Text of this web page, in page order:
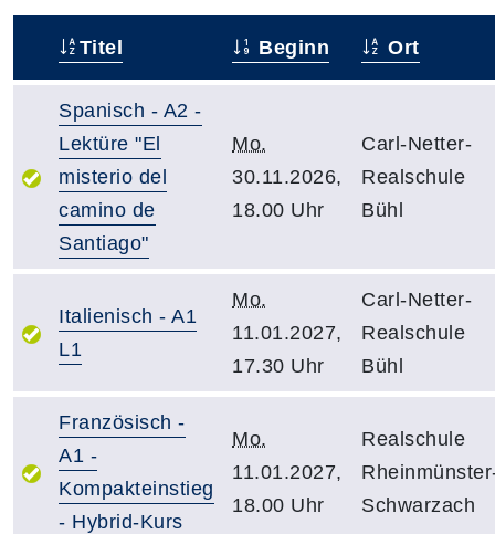
Titel Beginn Ort
Spanisch - A2 -
Lektüre "El
misterio del
camino de
Santiago"
Mo.
30.11.2026,
18.00 Uhr
Carl-Netter-
Realschule
Bühl
Italienisch - A1
L1
Mo.
11.01.2027,
17.30 Uhr
Carl-Netter-
Realschule
Bühl
Französisch -
A1 -
Kompakteinstieg
- Hybrid-Kurs
Mo.
11.01.2027,
18.00 Uhr
Realschule
Schwarzach